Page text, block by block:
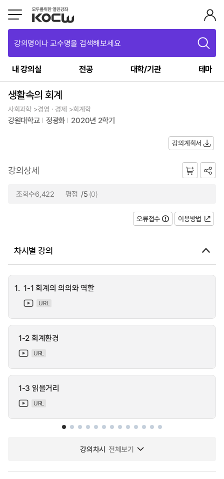
강의명이나 교수명을 검색해보세요
내 강의실 전공 대학/기관 테마
생활속의 회계
사회과학 >경영ㆍ경제 >회계학
강원대학교 정광화 2020년 2학기
강의계획서
강의상세
조회수6,422 평점 /5 (0)
오류접수 이용방법
차시별 강의
1. 1-1 회계의 의의와 역할
URL
1-2 회계환경
URL
1-3 읽을거리
URL
강의차시 전체보기